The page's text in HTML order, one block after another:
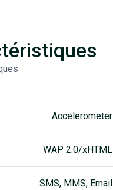
Accelerometer
WAP 2.0/xHTML
SMS, MMS, Email